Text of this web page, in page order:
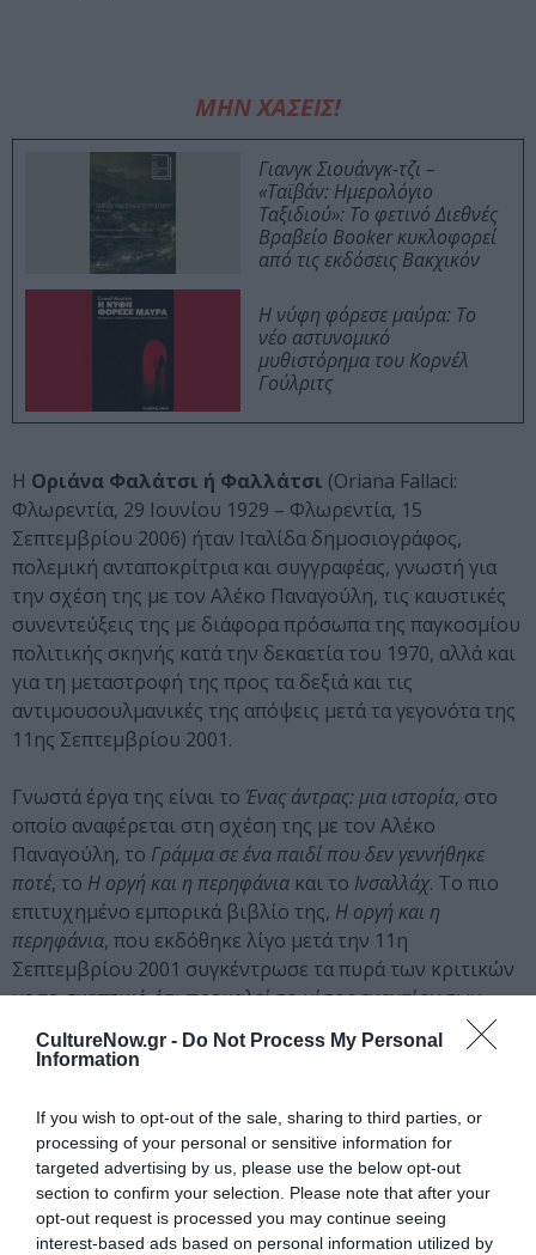
CultureNow.gr - Do Not Process My Personal
Information
If you wish to opt-out of the sale, sharing to third parties, or
processing of your personal or sensitive information for
targeted advertising by us, please use the below opt-out
section to confirm your selection. Please note that after your
opt-out request is processed you may continue seeing
interest-based ads based on personal information utilized by
ΜΗΝ ΧΑΣΕΙΣ!
Γιανγκ Σιουάνγκ-τζι –
«Ταϊβάν: Ημερολόγιο
Ταξιδιού»: Το φετινό Διεθνές
Βραβείο Booker κυκλοφορεί
από τις εκδόσεις Βακχικόν
Η νύφη φόρεσε μαύρα: Το
νέο αστυνομικό
μυθιστόρημα του Κορνέλ
Γούλριτς
Η Οριάνα Φαλάτσι ή Φαλλάτσι (Oriana Fallaci:
Φλωρεντία, 29 Ιουνίου 1929 – Φλωρεντία, 15
Σεπτεμβρίου 2006) ήταν Ιταλίδα δημοσιογράφος,
πολεμική ανταποκρίτρια και συγγραφέας, γνωστή για
την σχέση της με τον Αλέκο Παναγούλη, τις καυστικές
συνεντεύξεις της με διάφορα πρόσωπα της παγκοσμίου
πολιτικής σκηνής κατά την δεκαετία του 1970, αλλά και
για τη μεταστροφή της προς τα δεξιά και τις
αντιμουσουλμανικές της απόψεις μετά τα γεγονότα της
11ης Σεπτεμβρίου 2001.
Γνωστά έργα της είναι το Ένας άντρας: μια ιστορία, στο
οποίο αναφέρεται στη σχέση της με τον Αλέκο
Παναγούλη, το Γράμμα σε ένα παιδί που δεν γεννήθηκε
ποτέ, το Η οργή και η περηφάνια και το Ινσαλλάχ. Το πιο
επιτυχημένο εμπορικά βιβλίο της, Η οργή και η
περηφάνια, που εκδόθηκε λίγο μετά την 11η
Σεπτεμβρίου 2001 συγκέντρωσε τα πυρά των κριτικών
με το σκεπτικό ότι προκαλεί το μίσος εναντίον των
μουσουλμάνων.
διαμαρτυρίας Σομαλών μεταναστών στη Φλωρεντία.
Σύμφωνα με περιγραφές που δίνει στο έργο της
και η περηφάνιακατάφερε, με προσωπική πρωτοβουλία
που ανέλαβε, να ενεργοποιήσει την ιταλική αστυνομία
και να τις διαλύσει.